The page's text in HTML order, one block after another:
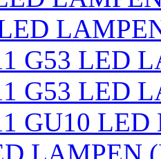
G53 LED
G53 LED
GU10
LAMPEN